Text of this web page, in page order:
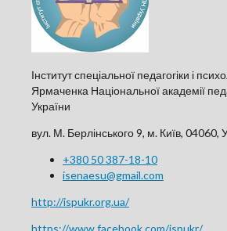
Інститут спеціальної педагогіки і
Ярмаченка Національної академії
України
вул. М. Берлінського 9, м. Київ, 04060,
+380 50 387-18-10
isenaesu@gmail.com
http://ispukr.org.ua/
https://www.facebook.com/ispukr/